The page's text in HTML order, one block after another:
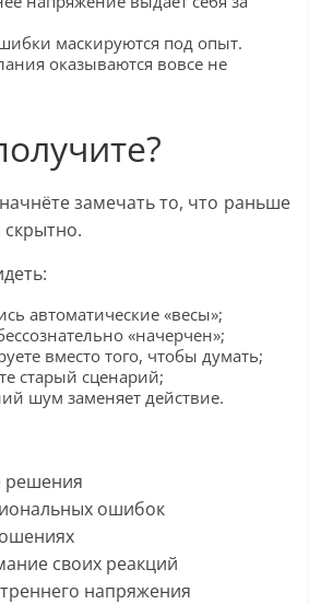
маскируются под опыт.
оказываются вовсе не
замечать то, что раньше
автоматические «весы»;
«начерчен»;
вместо того, чтобы думать;
старый сценарий;
шум заменяет действие.
решения
ошибок
своих реакций
напряжения